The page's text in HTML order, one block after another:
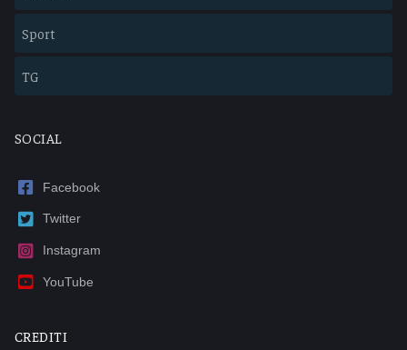
Sport
TG
SOCIAL
Facebook
Twitter
Instagram
YouTube
CREDITI